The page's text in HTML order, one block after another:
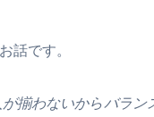
話です。
揃わないからバラ